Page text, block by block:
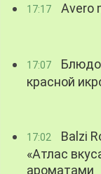
17:17 Avero
17:07
Блюдо
красной
17:02
Balzi
«Атлас
ароматами